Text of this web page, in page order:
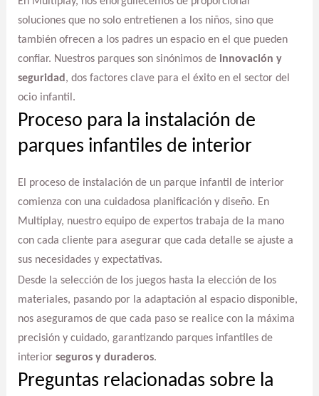
soluciones que no solo entretienen a los niños, sino que
también ofrecen a los padres un espacio en el que pueden
confiar. Nuestros parques son sinónimos de innovación y
seguridad , dos factores clave para el éxito en el sector del
ocio infantil.
Proceso para la instalación de
parques infantiles de interior
El proceso de instalación de un parque infantil de interior
comienza con una cuidadosa planificación y diseño. En
Multiplay, nuestro equipo de expertos trabaja de la mano
con cada cliente para asegurar que cada detalle se ajuste a
sus necesidades y expectativas.
Desde la selección de los juegos hasta la elección de los
materiales, pasando por la adaptación al espacio disponible,
nos aseguramos de que cada paso se realice con la máxima
precisión y cuidado, garantizando parques infantiles de
interior seguros y duraderos.
Preguntas relacionadas sobre la